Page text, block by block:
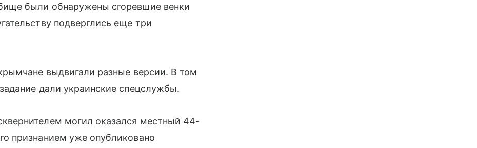
были обнаружены сгоревшие венки
подверглись еще три
выдвигали разные версии. В том
дали украинские спецслужбы.
могил оказался местный 44-
признанием уже опубликовано